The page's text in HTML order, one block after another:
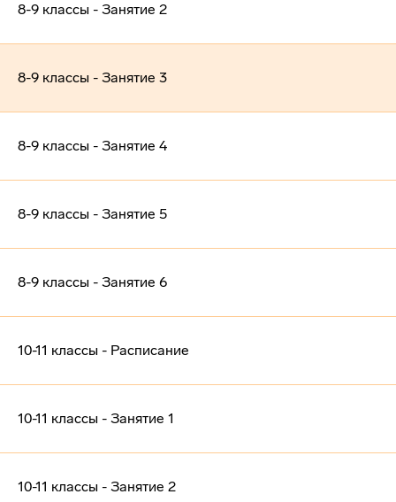
8-9 классы - Занятие 2
8-9 классы - Занятие 3
8-9 классы - Занятие 4
8-9 классы - Занятие 5
8-9 классы - Занятие 6
10-11 классы - Расписание
10-11 классы - Занятие 1
10-11 классы - Занятие 2